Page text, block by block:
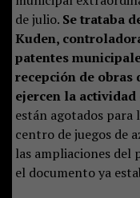
de julio. Se trataba
Kuden,
patentes
recepción de
ejercen la
están agotados
centro de juegos de
las ampliaciones del
el documento ya